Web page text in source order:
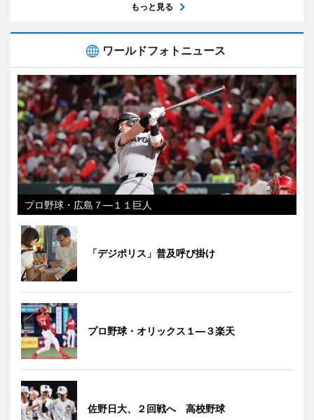
もっと見る
ワールドフォトニュース
プロ野球・広島７―１１巨人
「デジポリス」普及呼び掛け
プロ野球・オリックス１―３楽天
佐野日大、２回戦へ 高校野球